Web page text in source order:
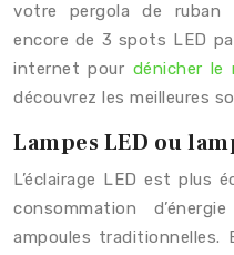
votre pergola de ruban
encore de 3 spots LED
internet pour dénicher le
découvrez les meilleures
Lampes LED ou
L’éclairage LED est plus
consommation
ampoules traditionnelles.